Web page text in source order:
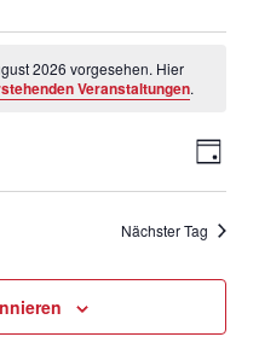
2026 vorgesehen. Hier
Veranstaltungen.
Tag
Nächster Tag